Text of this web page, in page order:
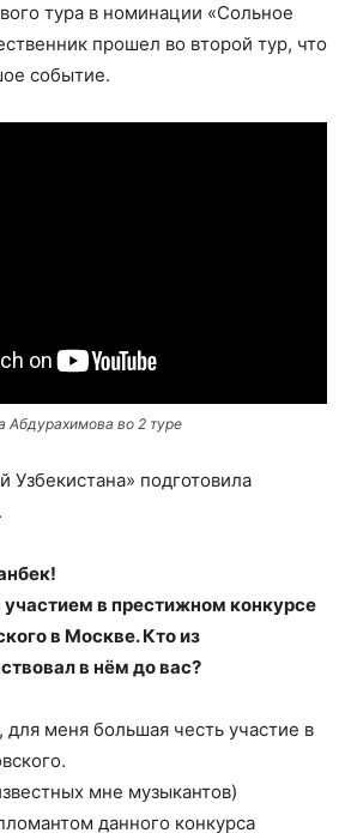
тура в номинации «Сольное
прошел во второй тур, что
событие.
Абдурахимова во 2 туре
Узбекистана» подготовила
в престижном конкурсе
в Москве. Кто из
в нём до вас?
меня большая честь участие в
мне музыкантов)
данного конкурса